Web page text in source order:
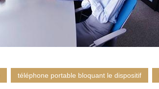
téléphone portable bloquant le dispositif